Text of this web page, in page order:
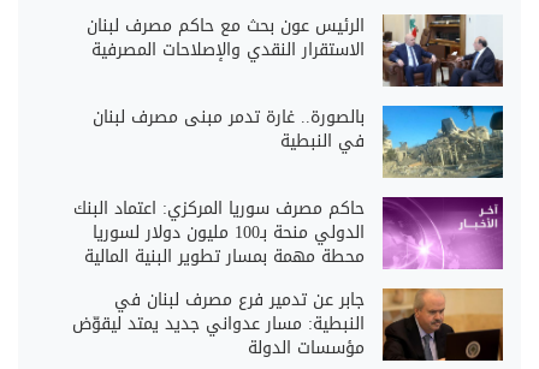
الرئيس عون بحث مع حاكم مصرف لبنان
الاستقرار النقدي والإصلاحات المصرفية
بالصورة.. غارة تدمر مبنى مصرف لبنان
في النبطية
حاكم مصرف سوريا المركزي: اعتماد البنك
الدولي منحة بـ100 مليون دولار لسوريا
محطة مهمة بمسار تطوير البنية المالية
جابر عن تدمير فرع مصرف لبنان في
النبطية: مسار عدواني جديد يمتد ليقوّض
مؤسسات الدولة